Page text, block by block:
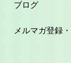
ブログ
メルマガ登録